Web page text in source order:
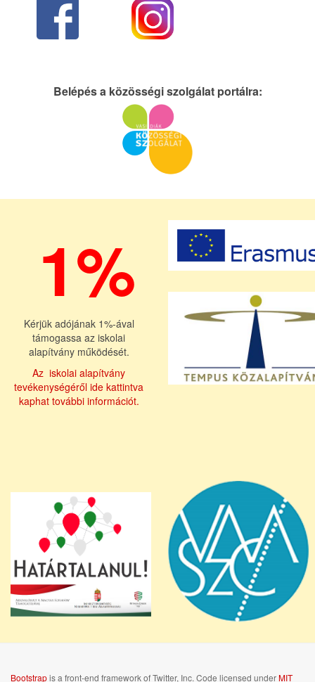
Belépés a közösségi szolgálat portálra:
1%
Kérjük adójának 1%-ával
támogassa az iskolai
alapítvány működését.
Az iskolai alapítvány
tevékenységéről ide kattintva
kaphat további információt.
Bootstrapis a front-end framework of Twitter, Inc. Code licensed underMIT